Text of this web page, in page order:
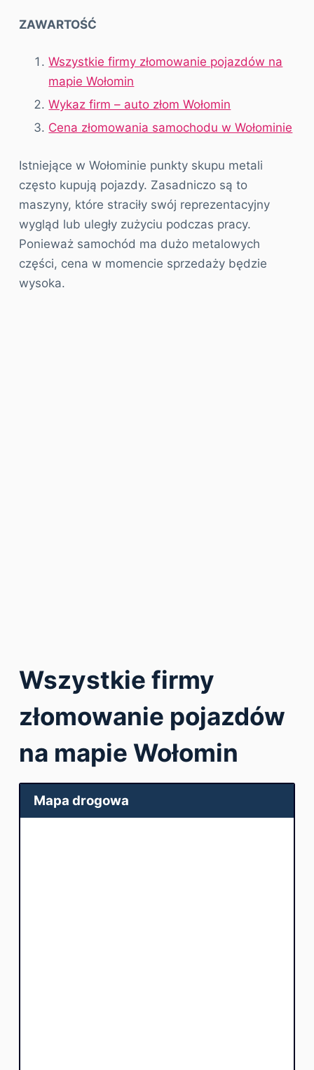
ZAWARTOŚĆ
Wszystkie firmy złomowanie pojazdów na
mapie Wołomin
Wykaz firm – auto złom Wołomin
Cena złomowania samochodu w Wołominie
Istniejące w Wołominie punkty skupu metali
często kupują pojazdy. Zasadniczo są to
maszyny, które straciły swój reprezentacyjny
wygląd lub uległy zużyciu podczas pracy.
Ponieważ samochód ma dużo metalowych
części, cena w momencie sprzedaży będzie
wysoka.
Wszystkie firmy
złomowanie pojazdów
na mapie Wołomin
Mapa drogowa